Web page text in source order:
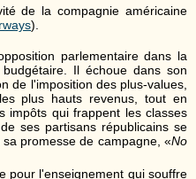
de la compagnie américaine
).
parlementaire dans la
Il échoue dans son
de l'imposition des plus-values,
plus hauts revenus, tout en
impôts qui frappent les classes
ses partisans républicains se
promesse de campagne, «No
pour l'enseignement qui souffre